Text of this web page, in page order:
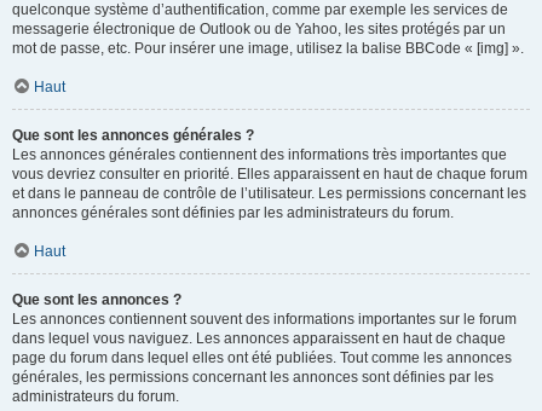
quelconque système d’authentification, comme par exemple les services de
messagerie électronique de Outlook ou de Yahoo, les sites protégés par un
mot de passe, etc. Pour insérer une image, utilisez la balise BBCode « [img] ».
Haut
Que sont les annonces générales ?
Les annonces générales contiennent des informations très importantes que
vous devriez consulter en priorité. Elles apparaissent en haut de chaque forum
et dans le panneau de contrôle de l’utilisateur. Les permissions concernant les
annonces générales sont définies par les administrateurs du forum.
Haut
Que sont les annonces ?
Les annonces contiennent souvent des informations importantes sur le forum
dans lequel vous naviguez. Les annonces apparaissent en haut de chaque
page du forum dans lequel elles ont été publiées. Tout comme les annonces
générales, les permissions concernant les annonces sont définies par les
administrateurs du forum.